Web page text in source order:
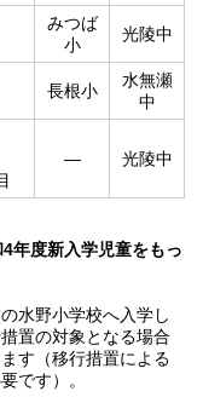
みつば
小
光陵中
長根小
水無瀬
中
― 光陵中
度新入学児童をもっ
水野小学校へ入学し
置の対象となる場合
す（移行措置による
です）。